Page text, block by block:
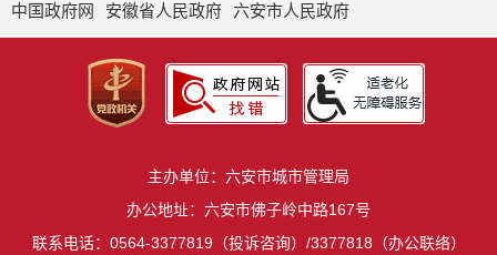
中国政府网
安徽省人民政府 六安市人民政府
主办单位：六安市城市管理局
办公地址：六安市佛子岭中路167号
联系电话：0564-3377819（投诉咨询）/3377818（办公联络）